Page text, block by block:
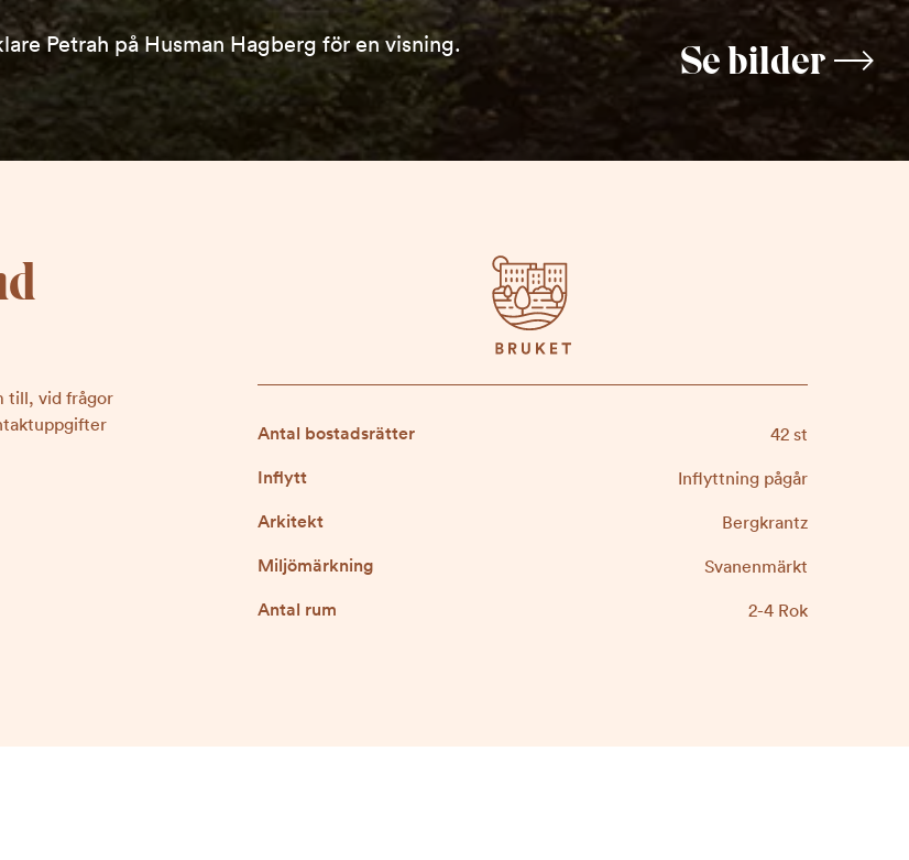
Petrah på Husman Hagberg för en visning. Se bilder
till, vid frågor
Antal bostadsrätter 42 st
Inflytt Inflyttning pågår
Arkitekt Bergkrantz
Miljömärkning Svanenmärkt
Antal rum 2-4 Rok